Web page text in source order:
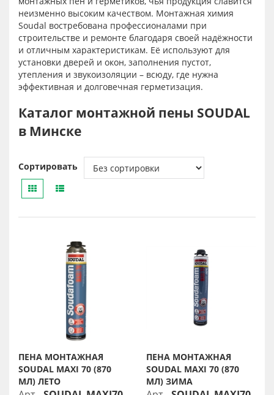
неизменно высоким качеством. Монтажная химия
Soudal востребована профессионалами при
строительстве и ремонте благодаря своей надёжности
и отличным характеристикам. Её используют для
установки дверей и окон, заполнения пустот,
утепления и звукоизоляции – всюду, где нужна
эффективная и долговечная герметизация.
Каталог монтажной пены SOUDAL
в Минске
Сортировать
ПЕНА МОНТАЖНАЯ
SOUDAL MAXI 70 (870
МЛ) ЛЕТО
ПЕНА МОНТАЖНАЯ
SOUDAL MAXI 70 (870
МЛ) ЗИМА